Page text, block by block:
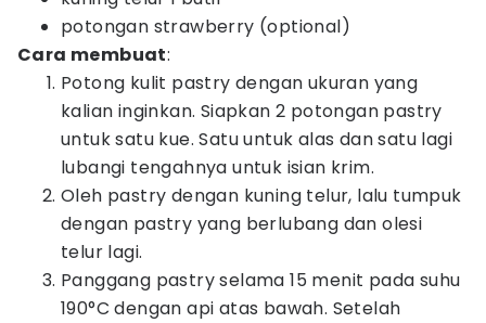
potongan strawberry (optional)
Cara membuat:
Potong kulit pastry dengan ukuran yang
kalian inginkan. Siapkan 2 potongan pastry
untuk satu kue. Satu untuk alas dan satu lagi
lubangi tengahnya untuk isian krim.
Oleh pastry dengan kuning telur, lalu tumpuk
dengan pastry yang berlubang dan olesi
telur lagi.
Panggang pastry selama 15 menit pada suhu
190°C dengan api atas bawah. Setelah